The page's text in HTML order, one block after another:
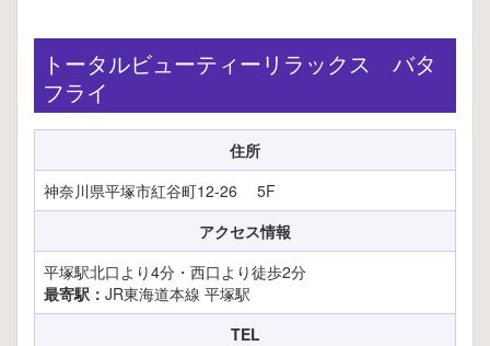
トータルビューティーリラックス バタ
フライ
住所
神奈川県平塚市紅谷町12-26 5F
アクセス情報
平塚駅北口より4分・西口より徒歩2分
最寄駅： JR東海道本線 平塚駅
TEL